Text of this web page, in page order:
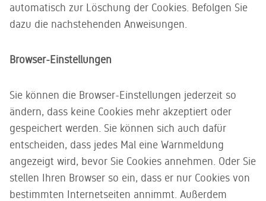
automatisch zur Löschung der Cookies. Befolgen Sie
dazu die nachstehenden Anweisungen.
Browser-Einstellungen
Sie können die Browser-Einstellungen jederzeit so
ändern, dass keine Cookies mehr akzeptiert oder
gespeichert werden. Sie können sich auch dafür
entscheiden, dass jedes Mal eine Warnmeldung
angezeigt wird, bevor Sie Cookies annehmen. Oder Sie
stellen Ihren Browser so ein, dass er nur Cookies von
bestimmten Internetseiten annimmt. Außerdem